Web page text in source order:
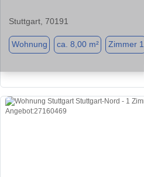
Stuttgart, 70191
Wohnung ca. 8,00 m² Zimmer 1